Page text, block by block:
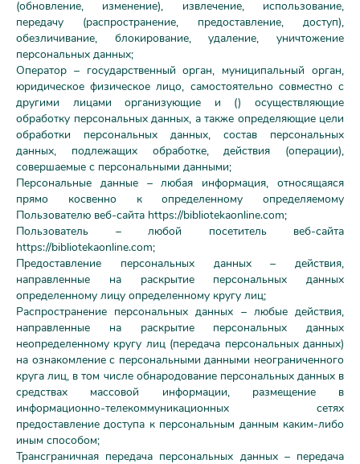
(обновление, изменение), извлечение, использование,
передачу (распространение, предоставление, доступ),
обезличивание, блокирование, удаление, уничтожение
персональных данных;
Оператор – государственный орган, муниципальный орган,
юридическое физическое лицо, самостоятельно совместно с
другими лицами организующие и () осуществляющие
обработку персональных данных, а также определяющие цели
обработки персональных данных, состав персональных
данных, подлежащих обработке, действия (операции),
совершаемые с персональными данными;
Персональные данные – любая информация, относящаяся
прямо косвенно к определенному определяемому
Пользователю веб-сайта https://bibliotekaonline.com;
Пользователь – любой посетитель веб-сайта
https://bibliotekaonline.com;
Предоставление персональных данных – действия,
направленные на раскрытие персональных данных
определенному лицу определенному кругу лиц;
Распространение персональных данных – любые действия,
направленные на раскрытие персональных данных
неопределенному кругу лиц (передача персональных данных)
на ознакомление с персональными данными неограниченного
круга лиц, в том числе обнародование персональных данных в
средствах массовой информации, размещение в
информационно-телекоммуникационных сетях
предоставление доступа к персональным данным каким-либо
иным способом;
Трансграничная передача персональных данных – передача